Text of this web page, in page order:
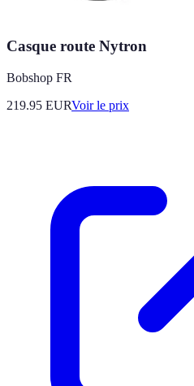
Casque route Nytron
Bobshop FR
219.95 EURVoir le prix